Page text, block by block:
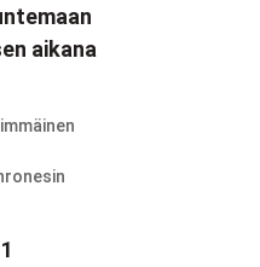
aikana